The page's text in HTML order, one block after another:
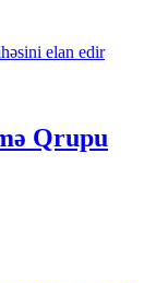
Qrupu